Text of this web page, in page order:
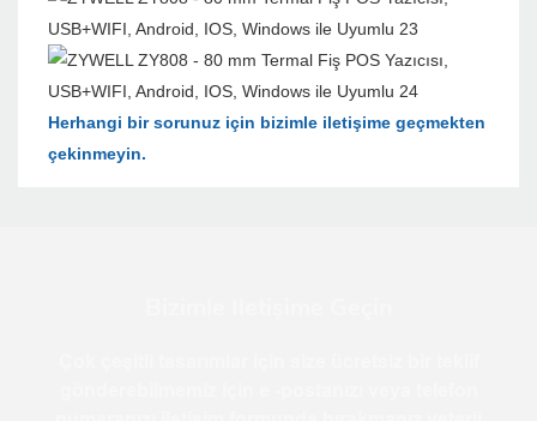
Herhangi bir sorunuz için bizimle iletişime geçmekten
çekinmeyin.